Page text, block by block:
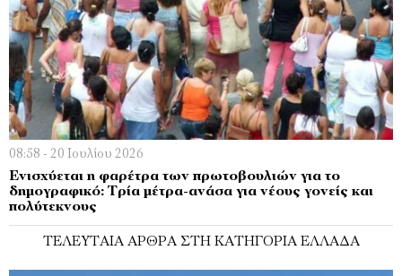
08:58 - 20 Ιουλίου 2026
Ενισχύεται η φαρέτρα των πρωτοβουλιών για το
δημογραφικό: Τρία μέτρα-ανάσα για νέους γονείς και
πολύτεκνους
ΤΕΛΕΥΤΑΊΑ ΆΡΘΡΑ ΣΤΗ ΚΑΤΗΓΟΡΊΑ ΕΛΛΆΔΑ